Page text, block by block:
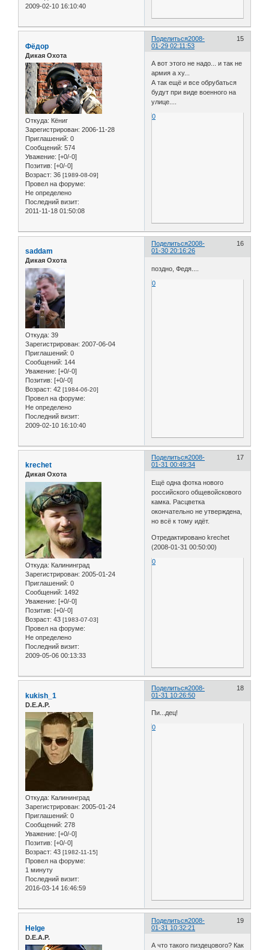
2009-02-10 16:10:40
Поделиться 15
2008-
01-29 02:11:53
Фёдор
Дикая Охота
Откуда: Кёниг
Зарегистрирован: 2006-11-28
Приглашений: 0
Сообщений: 574
Уважение: [+0/-0]
Позитив: [+0/-0]
Возраст: 36 [1989-08-09]
Провел на форуме:
Не определено
Последний визит:
2011-11-18 01:50:08
А вот этого не надо... и так не
армия а ху...
А так ещё и все обрубаться
будут при виде военного на
улице....
0
Поделиться 16
2008-
01-30 20:16:26
saddam
Дикая Охота
Откуда: 39
Зарегистрирован: 2007-06-04
Приглашений: 0
Сообщений: 144
Уважение: [+0/-0]
Позитив: [+0/-0]
Возраст: 42 [1984-06-20]
Провел на форуме:
Не определено
Последний визит:
2009-02-10 16:10:40
поздно, Федя....
0
Поделиться 17
2008-
01-31 00:49:34
krechet
Дикая Охота
Откуда: Калининград
Зарегистрирован: 2005-01-24
Приглашений: 0
Сообщений: 1492
Уважение: [+0/-0]
Позитив: [+0/-0]
Возраст: 43 [1983-07-03]
Провел на форуме:
Не определено
Последний визит:
2009-05-06 00:13:33
Ещё одна фотка нового
российского общевойскового
камка. Расцветка
окончательно не утверждена,
но всё к тому идёт.
Отредактировано krechet
(2008-01-31 00:50:00)
0
Поделиться 18
2008-
01-31 10:26:50
kukish_1
D.E.A.P.
Откуда: Калининград
Зарегистрирован: 2005-01-24
Приглашений: 0
Сообщений: 278
Уважение: [+0/-0]
Позитив: [+0/-0]
Возраст: 43 [1982-11-15]
Провел на форуме:
1 минуту
Последний визит:
2016-03-14 16:46:59
Пи...дец!
0
Поделиться 19
2008-
01-31 10:32:21
Helge
D.E.A.P.
А что такого пиздецового? Как